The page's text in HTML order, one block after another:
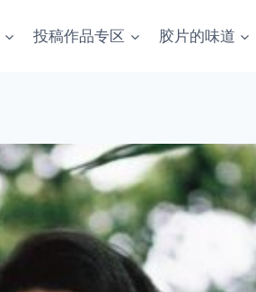
投稿作品专区 胶片的味道